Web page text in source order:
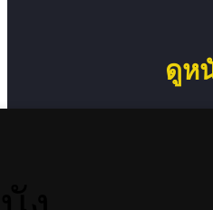
ดูห